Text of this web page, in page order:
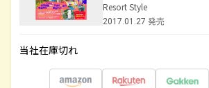
Resort Style
2017.01.27 発売
当社在庫切れ